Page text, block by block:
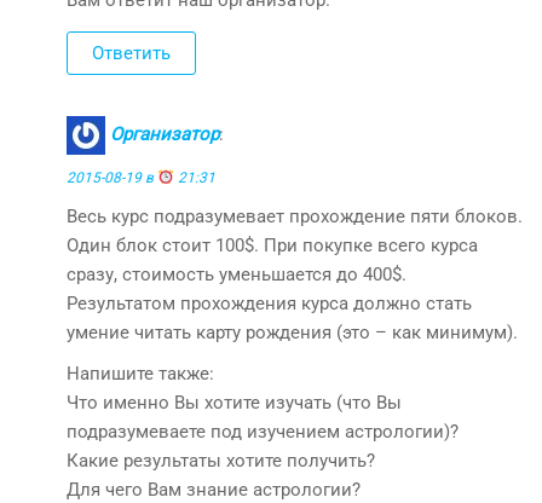
Ответить
Организатор:
2015-08-19 в 21:31
Весь курс подразумевает прохождение пяти блоков.
Один блок стоит 100$. При покупке всего курса
сразу, стоимость уменьшается до 400$.
Результатом прохождения курса должно стать
умение читать карту рождения (это – как минимум).
Напишите также:
Что именно Вы хотите изучать (что Вы
подразумеваете под изучением астрологии)?
Какие результаты хотите получить?
Для чего Вам знание астрологии?